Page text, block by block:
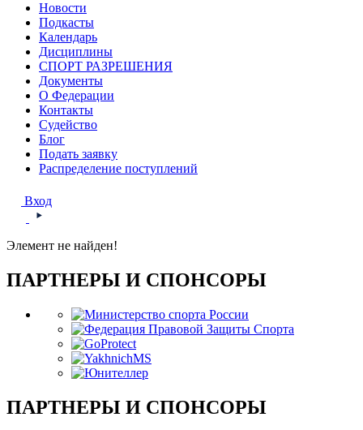
Новости
Подкасты
Календарь
Дисциплины
СПОРТ РАЗРЕШЕНИЯ
Документы
О Федерации
Контакты
Судейство
Блог
Подать заявку
Распределение поступлений
Вход
Элемент не найден!
ПАРТНЕРЫ И СПОНСОРЫ
ПАРТНЕРЫ И СПОНСОРЫ